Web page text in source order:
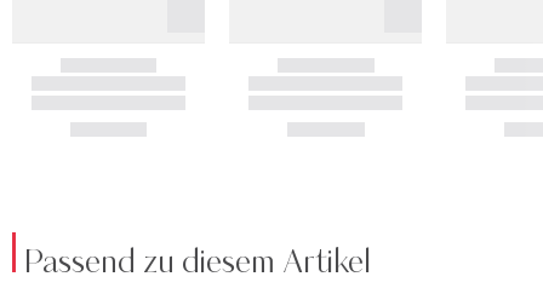
Passend zu diesem Artikel